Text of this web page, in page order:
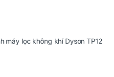
máy lọc không khí Dyson TP12